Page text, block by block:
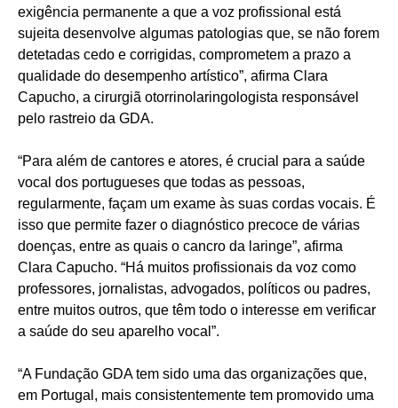
exigência permanente a que a voz profissional está
sujeita desenvolve algumas patologias que, se não forem
detetadas cedo e corrigidas, comprometem a prazo a
qualidade do desempenho artístico”, afirma Clara
Capucho, a cirurgiã otorrinolaringologista responsável
pelo rastreio da GDA.
“Para além de cantores e atores, é crucial para a saúde
vocal dos portugueses que todas as pessoas,
regularmente, façam um exame às suas cordas vocais. É
isso que permite fazer o diagnóstico precoce de várias
doenças, entre as quais o cancro da laringe”, afirma
Clara Capucho. “Há muitos profissionais da voz como
professores, jornalistas, advogados, políticos ou padres,
entre muitos outros, que têm todo o interesse em verificar
a saúde do seu aparelho vocal”.
“A Fundação GDA tem sido uma das organizações que,
em Portugal, mais consistentemente tem promovido uma